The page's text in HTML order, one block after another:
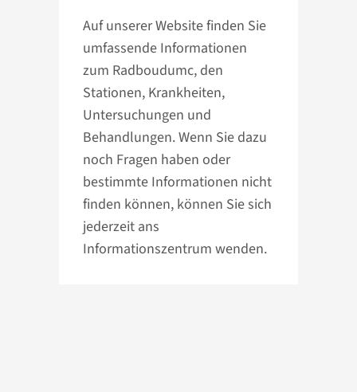
Auf unserer Website finden Sie
umfassende Informationen
zum Radboudumc, den
Stationen, Krankheiten,
Untersuchungen und
Behandlungen. Wenn Sie dazu
noch Fragen haben oder
bestimmte Informationen nicht
finden können, können Sie sich
jederzeit ans
Informationszentrum wenden.